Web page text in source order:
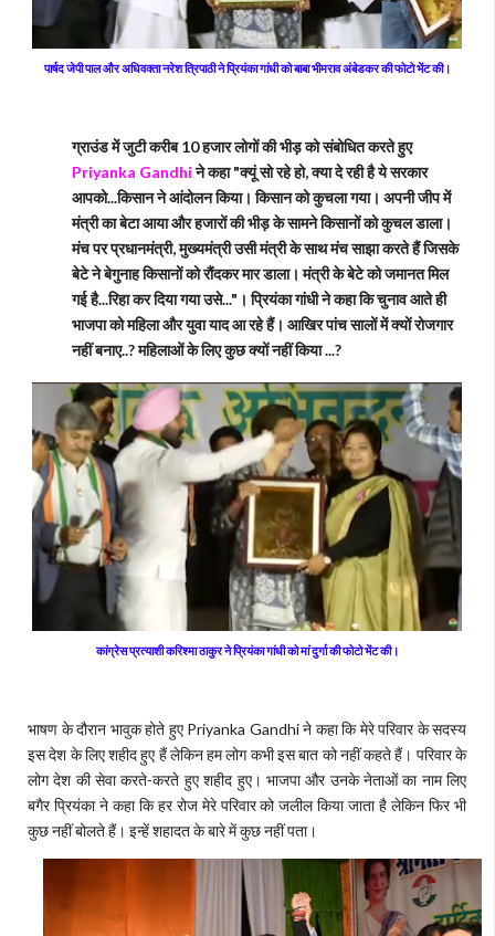
पार्षद जेपी पाल और अधिवक्ता नरेश त्रिपाठी ने प्रियंका गांधी को बाबा भीमराव अंबेडकर की फोटो भेंट की।
ग्राउंड में जुटी करीब 10 हजार लोगों की भीड़ को संबोधित करते हुए
Priyanka Gandhiने कहा "क्यूं सो रहे हो, क्या दे रही है ये सरकार
आपको...किसान ने आंदोलन किया। किसान को कुचला गया। अपनी जीप में
मंत्री का बेटा आया और हजारों की भीड़ के सामने किसानों को कुचल डाला।
मंच पर प्रधानमंत्री, मुख्यमंत्री उसी मंत्री के साथ मंच साझा करते हैं जिसके
बेटे ने बेगुनाह किसानों को रौंदकर मार डाला। मंत्री के बेटे को जमानत मिल
गई है...रिहा कर दिया गया उसे..."। प्रियंका गांधी ने कहा कि चुनाव आते ही
भाजपा को महिला और युवा याद आ रहे हैं। आखिर पांच सालों में क्यों रोजगार
नहीं बनाए..? महिलाओं के लिए कुछ क्यों नहीं किया ...?
कांग्रेस प्रत्याशी करिश्मा ठाकुर ने प्रियंका गांधी को मां दुर्गा की फोटो भेंट की।
भाषण के दौरान भावुक होते हुए Priyanka Gandhi ने कहा कि मेरे परिवार के सदस्य
इस देश के लिए शहीद हुए हैं लेकिन हम लोग कभी इस बात को नहीं कहते हैं। परिवार के
लोग देश की सेवा करते-करते हुए शहीद हुए। भाजपा और उनके नेताओं का नाम लिए
बगैर प्रियंका ने कहा कि हर रोज मेरे परिवार को जलील किया जाता है लेकिन फिर भी
कुछ नहीं बोलते हैं। इन्हें शहादत के बारे में कुछ नहीं पता।